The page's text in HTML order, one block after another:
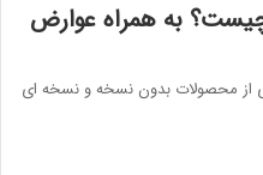
چیست؟ به همراه عوارض
از محصولات بدون نسخه و نسخه ای